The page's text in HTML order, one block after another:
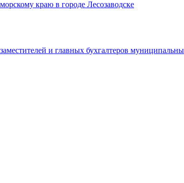
краю в городе Лесозаводске
и главных бухгалтеров